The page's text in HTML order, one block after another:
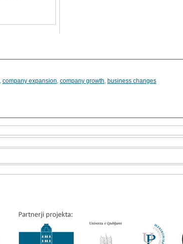
, company expansion, company growth, business changes